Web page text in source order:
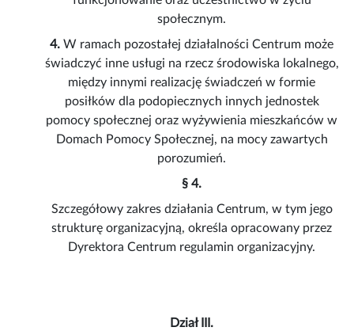
społecznym.
4.W ramach pozostałej działalności Centrum może
świadczyć inne usługi na rzecz środowiska lokalnego,
między innymi realizację świadczeń w formie
posiłków dla podopiecznych innych jednostek
pomocy społecznej oraz wyżywienia mieszkańców w
Domach Pomocy Społecznej, na mocy zawartych
porozumień.
§ 4.
Szczegółowy zakres działania Centrum, w tym jego
strukturę organizacyjną, określa opracowany przez
Dyrektora Centrum regulamin organizacyjny.
Dział III.